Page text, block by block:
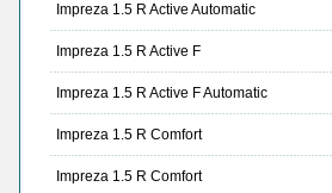
Impreza 1.5 R Active Automatic
Impreza 1.5 R Active F
Impreza 1.5 R Active F Automatic
Impreza 1.5 R Comfort
Impreza 1.5 R Comfort